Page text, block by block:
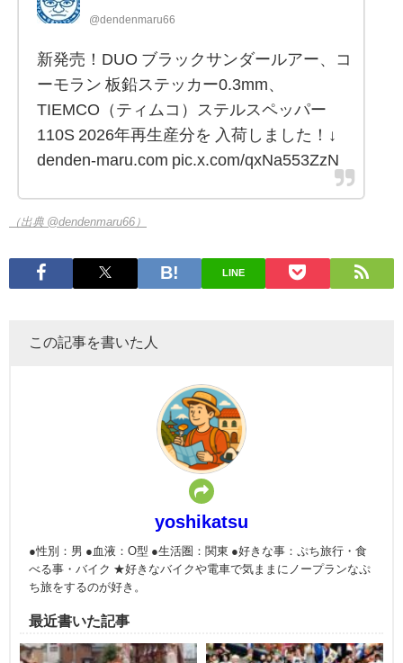
@dendenmaru66
新発売！DUO ブラックサンダールアー、コ
ーモラン 板鉛ステッカー0.3mm、
TIEMCO（ティムコ）ステルスペッパー
110S 2026年再生産分を 入荷しました！↓
denden-maru.com pic.x.com/qxNa553ZzN
（出典 @dendenmaru66）
LINE
この記事を書いた人
yoshikatsu
●性別：男 ●血液：O型 ●生活圏：関東 ●好きな事：ぷち旅行・食
べる事・バイク ★好きなバイクや電車で気ままにノープランなぷ
ち旅をするのが好き。
最近書いた記事